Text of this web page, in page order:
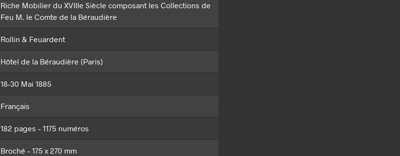
Riche Mobilier du XVIIIe Siècle composant les Collections de
Feu M. le Comte de la Béraudière
Rollin & Feuardent
Hôtel de la Béraudière (Paris)
18-30 Mai 1885
Français
182 pages – 1175 numéros
Broché – 175 x 270 mm